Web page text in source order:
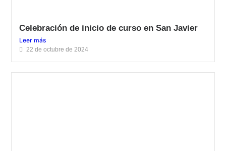
Celebración de inicio de curso en San Javier
Leer más
22 de octubre de 2024